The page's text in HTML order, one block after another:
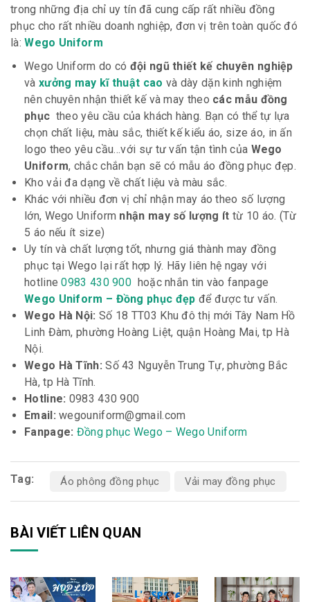
trong những địa chỉ uy tín đã cung cấp rất nhiều đồng
phục cho rất nhiều doanh nghiệp, đơn vị trên toàn quốc đó
là: Wego Uniform
Wego Uniform do có đội ngũ thiết kế chuyên nghiệp
và xưởng may kĩ thuật cao và dày dặn kinh nghiệm
nên chuyên nhận thiết kế và may theo các mẫu đồng
phục theo yêu cầu của khách hàng. Bạn có thể tự lựa
chọn chất liệu, màu sắc, thiết kế kiểu áo, size áo, in ấn
logo theo yêu cầu…với sự tư vấn tận tình của Wego
Uniform, chắc chắn bạn sẽ có mẫu áo đồng phục đẹp.
Kho vải đa dạng về chất liệu và màu sắc.
Khác với nhiều đơn vị chỉ nhận may áo theo số lượng
lớn, Wego Uniform nhận may số lượng ít từ 10 áo. (Từ
5 áo nếu ít size)
Uy tín và chất lượng tốt, nhưng giá thành may đồng
phục tại Wego lại rất hợp lý. Hãy liên hệ ngay với
hotline0983 430 900 hoặc nhắn tin vào fanpage
Wego Uniform – Đồng phục đẹp để được tư vấn.
Wego Hà Nội: Số 18 TT03 Khu đô thị mới Tây Nam Hồ
Linh Đàm, phường Hoàng Liệt, quận Hoàng Mai, tp Hà
Nội.
Wego Hà Tĩnh: Số 43 Nguyễn Trung Tự, phường Bắc
Hà, tp Hà Tĩnh.
Hotline: 0983 430 900
Email: wegouniform@gmail.com
Fanpage: Đồng phục Wego – Wego Uniform
Tag: Áo phông đồng phục Vải may đồng phục
BÀI VIẾT LIÊN QUAN